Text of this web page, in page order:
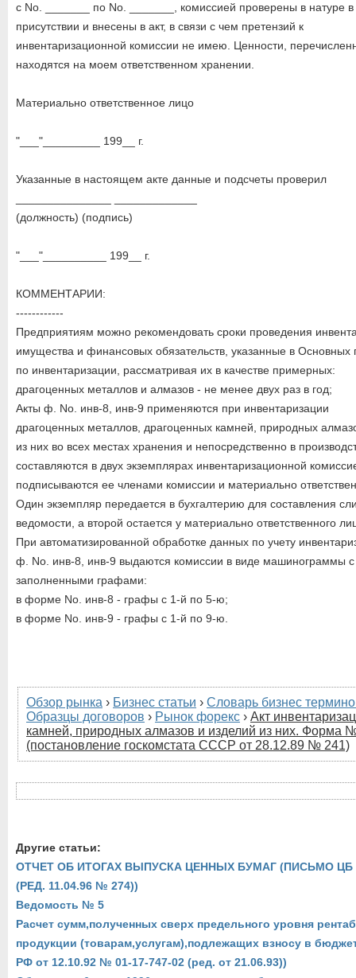
с No. _______ по No. _______, комиссией проверены в натуре
присутствии и внесены в акт, в связи с чем претензий к
инвентаризационной комиссии не имею. Ценности,
находятся на моем ответственном хранении.
Материально ответственное лицо
"___"_________ 199__ г.
Указанные в настоящем акте данные и подсчеты проверил
(должность) (подпись)
"___"__________ 199__ г.
КОММЕНТАРИИ:
------------
Предприятиям можно рекомендовать сроки проведения
имущества и финансовых обязательств, указанные в Основных
по инвентаризации, рассматривая их в качестве примерных:
драгоценных металлов и алмазов - не менее двух раз в год;
Акты ф. No. инв-8, инв-9 применяются при инвентаризации
драгоценных металлов, драгоценных камней, природных
из них во всех местах хранения и непосредственно в
составляются в двух экземплярах инвентаризационной
подписываются ее членами комиссии и материально
Один экземпляр передается в бухгалтерию для составления
ведомости, а второй остается у материально ответственного
При автоматизированной обработке данных по учету
ф. No. инв-8, инв-9 выдаются комиссии в виде машинограммы с
заполненными графами:
в форме No. инв-8 - графы с 1-й по 5-ю;
в форме No. инв-9 - графы с 1-й по 9-ю.
Обзор рынка › Бизнес статьи › Словарь бизнес
Образцы договоров › Рынок форекс › Акт
камней, природных алмазов и изделий из них. Форма
(постановление госкомстата СССР от 28.12.89 № 241)
Другие статьи:
ОТЧЕТ ОБ ИТОГАХ ВЫПУСКА ЦЕННЫХ БУМАГ (ПИСЬМО ЦБ
(РЕД. 11.04.96 № 274))
Ведомость № 5
Расчет сумм,полученных сверх предельного уровня
продукции (товарам,услугам),подлежащих взносу в
РФ от 12.10.92 № 01-17-747-02 (ред. от 21.06.93))